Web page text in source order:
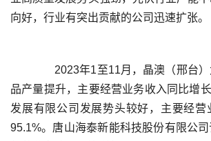
品产量提升，主要经营业务收入同比增
发展有限公司发展势头较好，主要经营
95.1%。唐山海泰新能科技股份有限公